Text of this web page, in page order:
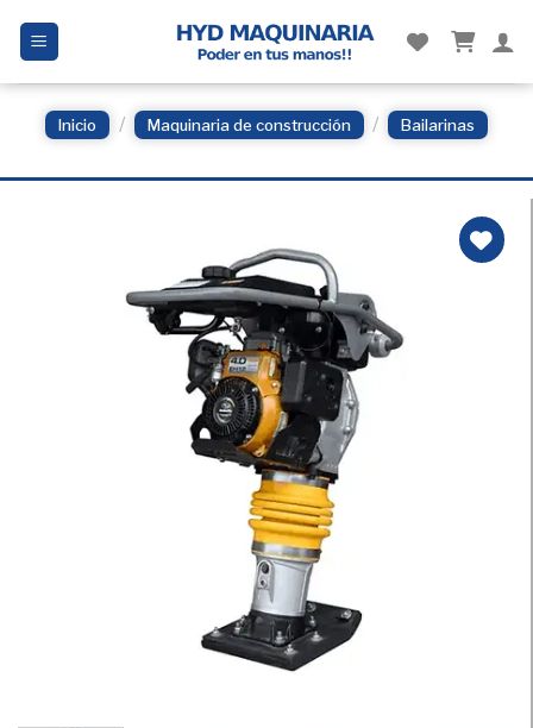
Inicio / Maquinaria de construcción / Bailarinas